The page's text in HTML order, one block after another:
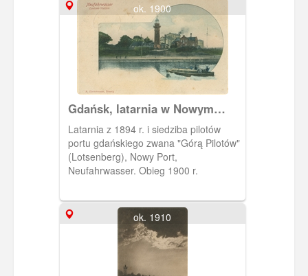
ok. 1900
Gdańsk, latarnia w Nowym
Porcie
Latarnia z 1894 r. i siedziba pilotów
portu gdańskiego zwana "Górą Pilotów"
(Lotsenberg), Nowy Port,
Neufahrwasser. Obieg 1900 r.
ok. 1910